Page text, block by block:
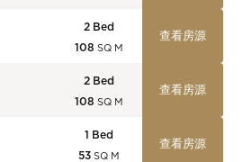
2 Bed
108 SQ M
查看房源
2 Bed
108 SQ M
查看房源
1
Bed
53 SQ M
查看房源